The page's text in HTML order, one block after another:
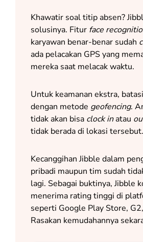
Khawatir soal titip absen?
solusinya. Fitur face
karyawan benar-benar sudah
ada pelacakan GPS yang
mereka saat melacak waktu.
Untuk keamanan ekstra,
dengan metode geofencing.
tidak akan bisa clock inatau
tidak berada di lokasi tersebut.
Kecanggihan Jibble dalam
pribadi maupun tim sudah
lagi. Sebagai buktinya, Jibble
menerima rating tinggi di
seperti Google Play Store,
Rasakan kemudahannya